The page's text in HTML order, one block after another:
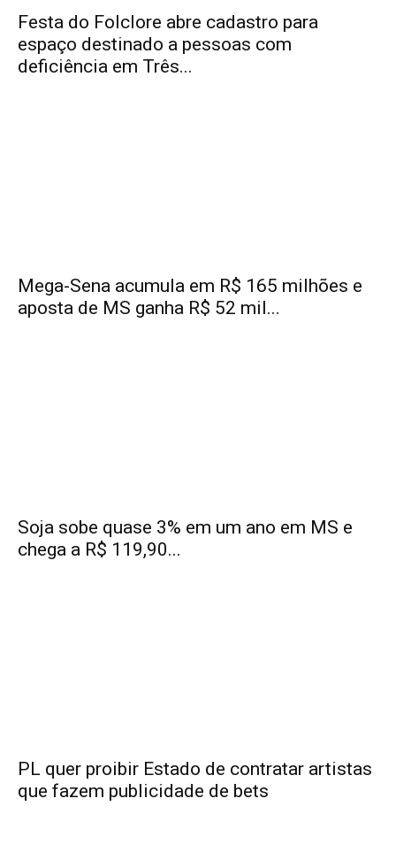
Festa do Folclore abre cadastro para
espaço destinado a pessoas com
deficiência em Três...
Mega-Sena acumula em R$ 165 milhões e
aposta de MS ganha R$ 52 mil...
Soja sobe quase 3% em um ano em MS e
chega a R$ 119,90...
PL quer proibir Estado de contratar artistas
que fazem publicidade de bets